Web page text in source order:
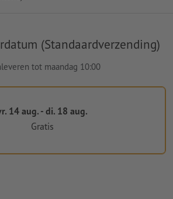
(Standaardverzending)
tot maandag 10:00
14 aug. - di. 18 aug.
Gratis